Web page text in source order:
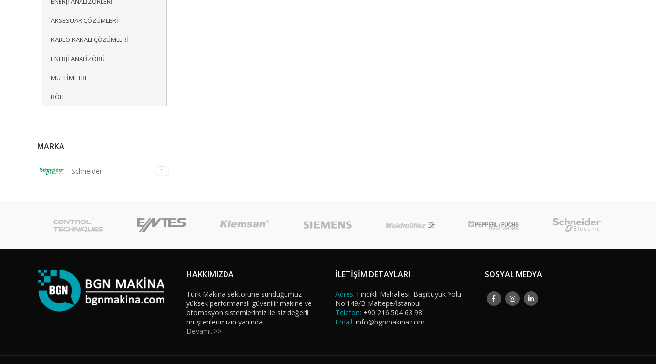
AKSESUAR ÇÖZÜMLERI
KABLO KANALI ÇÖZÜMLERI
ENERJI ANALIZÖRÜ
MULTIMETRE
RÖLE
MARKA
Schneider 1
HAKKIMIZDA
Türk Makina sektörüne sunduğumuz
yüksek performanslı güvenilir makine ve
otomasyon sistemlerimiz ile siz değerli
müşterilerimizin yanında..
Devamı..>>
İLETİŞİM DETAYLARI
Adres: Fındıklı Mahallesi, Başıbüyük Yolu
No:149/B Maltepe/İstanbul
Telefon: +90 216 504 63 98
Email: info@bgnmakina.com
SOSYAL MEDYA